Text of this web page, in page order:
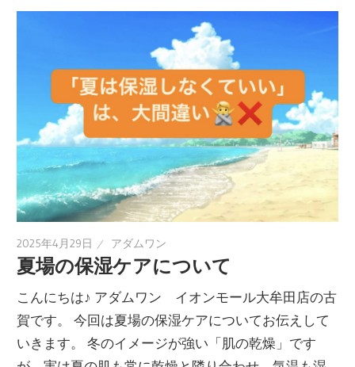
2025年4月29日 アダムワン
夏場の保湿ケアについて
こんにちは♪ アダムワン イオンモール大牟田店の古
賀です。 今回は夏場の保湿ケアについてお伝えして
いきます。 冬のイメージが強い「肌の乾燥」です